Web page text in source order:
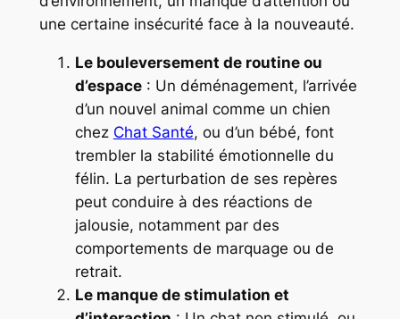
une certaine insécurité face à la nouveauté.
Le bouleversement de routine ou
d’espace: Un déménagement, l’arrivée
d’un nouvel animal comme un chien
chez Chat Santé, ou d’un bébé, font
trembler la stabilité émotionnelle du
félin. La perturbation de ses repères
peut conduire à des réactions de
jalousie, notamment par des
comportements de marquage ou de
retrait.
Le manque de stimulation et